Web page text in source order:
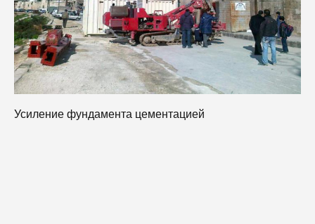
Усиление фундамента цементацией